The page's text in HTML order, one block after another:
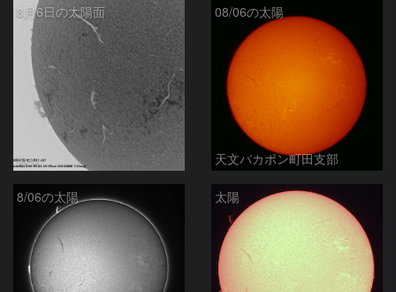
8月6日の太陽面
ta-o
08/06の太陽
天文バカボン町田支部
8/06の太陽 太陽